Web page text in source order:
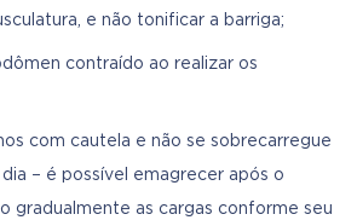
e não tonificar a barriga;
contraído ao realizar os
com cautela e não se sobrecarregue
– é possível emagrecer após o
gradualmente as cargas conforme seu